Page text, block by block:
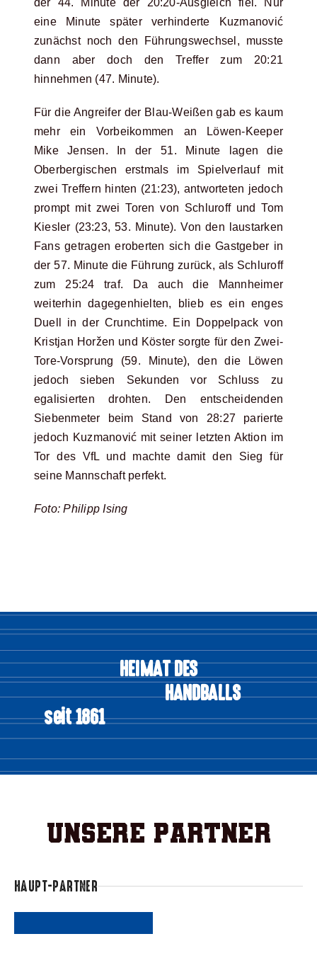
eine Minute später verhinderte Kuzmanović
zunächst noch den Führungswechsel, musste
dann aber doch den Treffer zum 20:21
hinnehmen (47. Minute).
Für die Angreifer der Blau-Weißen gab es kaum
mehr ein Vorbeikommen an Löwen-Keeper
Mike Jensen. In der 51. Minute lagen die
Oberbergischen erstmals im Spielverlauf mit
zwei Treffern hinten (21:23), antworteten jedoch
prompt mit zwei Toren von Schluroff und Tom
Kiesler (23:23, 53. Minute). Von den laustarken
Fans getragen eroberten sich die Gastgeber in
der 57. Minute die Führung zurück, als Schluroff
zum 25:24 traf. Da auch die Mannheimer
weiterhin dagegenhielten, blieb es ein enges
Duell in der Crunchtime. Ein Doppelpack von
Kristjan Horžen und Köster sorgte für den Zwei-
Tore-Vorsprung (59. Minute), den die Löwen
jedoch sieben Sekunden vor Schluss zu
egalisierten drohten. Den entscheidenden
Siebenmeter beim Stand von 28:27 parierte
jedoch Kuzmanović mit seiner letzten Aktion im
Tor des VfL und machte damit den Sieg für
seine Mannschaft perfekt.
Foto: Philipp Ising
HEIMAT DES
HANDBALLS
seit 1861
Unsere Partner
HAUPT-PARTNER